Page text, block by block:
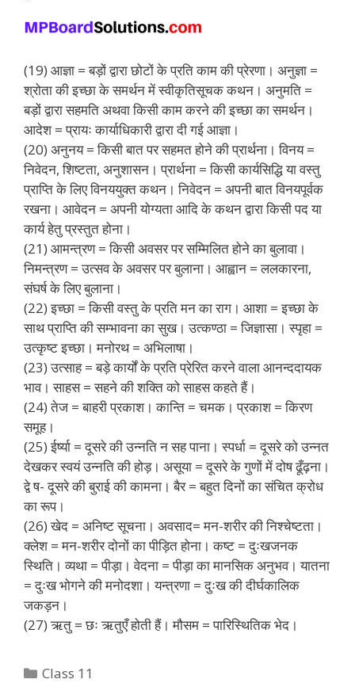
(19) आज्ञा = बड़ों द्वारा छोटों के प्रति काम की प्रेरणा। अनुज्ञा =
श्रोता की इच्छा के समर्थन में स्वीकृतिसूचक कथन। अनुमति =
बड़ों द्वारा सहमति अथवा किसी काम करने की इच्छा का समर्थन।
आदेश = प्रायः कार्याधिकारी द्वारा दी गई आज्ञा।
(20) अनुनय = किसी बात पर सहमत होने की प्रार्थना। विनय =
निवेदन, शिष्टता, अनुशासन। प्रार्थना = किसी कार्यसिद्धि या वस्तु
प्राप्ति के लिए विनययुक्त कथन। निवेदन = अपनी बात विनयपूर्वक
रखना। आवेदन = अपनी योग्यता आदि के कथन द्वारा किसी पद या
कार्य हेतु प्रस्तुत होना।
(21) आमन्त्रण = किसी अवसर पर सम्मिलित होने का बुलावा।
निमन्त्रण = उत्सव के अवसर पर बुलाना। आह्वान = ललकारना,
संघर्ष के लिए बुलाना।
(22) इच्छा = किसी वस्तु के प्रति मन का राग। आशा = इच्छा के
साथ प्राप्ति की सम्भावना का सुख। उत्कण्ठा = जिज्ञासा। स्पृहा =
उत्कृष्ट इच्छा। मनोरथ = अभिलाषा।
(23) उत्साह = बड़े कार्यों के प्रति प्रेरित करने वाला आनन्ददायक
भाव। साहस = सहने की शक्ति को साहस कहते हैं।
(24) तेज = बाहरी प्रकाश। कान्ति = चमक। प्रकाश = किरण
समूह।
(25) ईर्ष्या = दूसरे की उन्नति न सह पाना। स्पर्धा = दूसरे को उन्नत
देखकर स्वयं उन्नति की होड़। असूया = दूसरे के गुणों में दोष ढूँढ़ना।
द्वे ष- दूसरे की बुराई की कामना। बैर = बहुत दिनों का संचित क्रोध
का रूप।
(26) खेद = अनिष्ट सूचना। अवसाद= मन-शरीर की निश्चेष्टता।
क्लेश = मन-शरीर दोनों का पीड़ित होना। कष्ट = दुःखजनक
स्थिति। व्यथा = पीड़ा। वेदना = पीड़ा का मानसिक अनुभव। यातना
= दुःख भोगने की मनोदशा। यन्त्रणा = दुःख की दीर्घकालिक
जकड़न।
(27) ऋतु = छः ऋतुएँ होती हैं। मौसम = पारिस्थितिक भेद।
Categories
Class 11